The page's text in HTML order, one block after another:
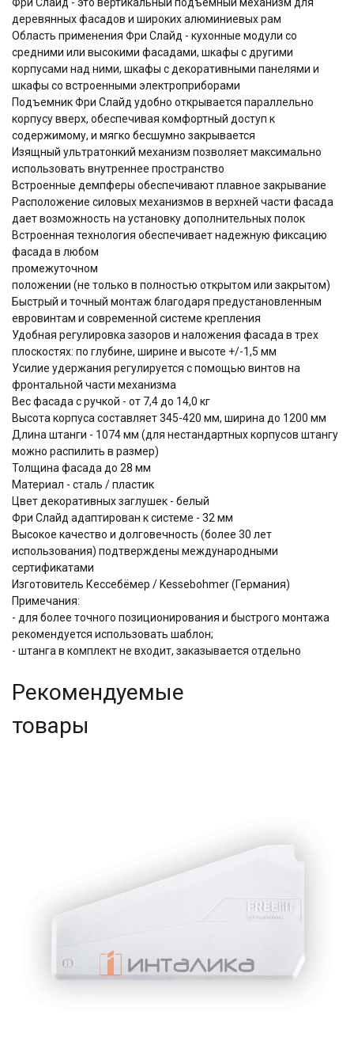
деревянных фасадов и широких алюминиевых рам
Область применения Фри Слайд - кухонные модули со
средними или высокими фасадами, шкафы с другими
корпусами над ними, шкафы с декоративными панелями и
шкафы со встроенными электроприборами
Подъемник Фри Слайд удобно открывается параллельно
корпусу вверх, обеспечивая комфортный доступ к
содержимому, и мягко бесшумно закрывается
Изящный ультратонкий механизм позволяет максимально
использовать внутреннее пространство
Встроенные демпферы обеспечивают плавное закрывание
Расположение силовых механизмов в верхней части фасада
дает возможность на установку дополнительных полок
Встроенная технология обеспечивает надежную фиксацию
фасада в любом
промежуточном
положении (не только в полностью открытом или закрытом)
Быстрый и точный монтаж благодаря предустановленным
евровинтам и современной системе крепления
Удобная регулировка зазоров и наложения фасада в трех
плоскостях: по глубине, ширине и высоте +/-1,5 мм
Усилие удержания регулируется с помощью винтов на
фронтальной части механизма
Вес фасада с ручкой - от 7,4 до 14,0 кг
Высота корпуса составляет 345-420 мм, ширина до 1200 мм
Длина штанги - 1074 мм (для нестандартных корпусов штангу
можно распилить в размер)
Толщина фасада до 28 мм
Материал - сталь / пластик
Цвет декоративных заглушек - белый
Фри Слайд адаптирован к системе - 32 мм
Высокое качество и долговечность (более 30 лет
использования) подтверждены международными
сертификатами
Изготовитель Кессебёмер / Kessebohmer (Германия)
Примечания:
- для более точного позиционирования и быстрого монтажа
рекомендуется использовать шаблон;
- штанга в комплект не входит, заказывается отдельно
Рекомендуемые
товары